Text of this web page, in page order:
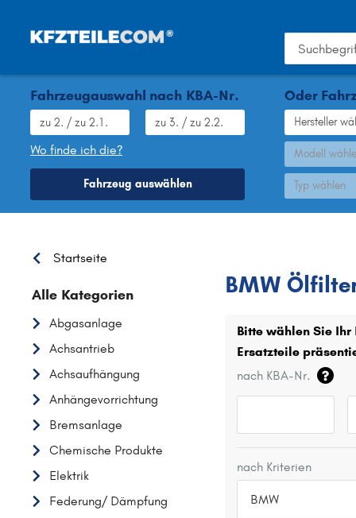
Fahrzeugauswahl nach KBA-Nr.
Wo finde ich die?
Fahrzeug auswählen
Oder
Hersteller
Modell
Typ wählen
Startseite
Alle Kategorien
Abgasanlage
Achsantrieb
Achsaufhängung
Anhängevorrichtung
Bremsanlage
Chemische Produkte
Elektrik
Federung/ Dämpfung
BMW
Bitte wählen Sie
Ersatzteile
nach KBA-Nr.
nach Kriterien
BMW